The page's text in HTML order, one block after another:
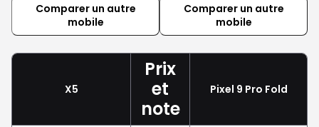
Comparer un autre
mobile
Comparer un autre
mobile
X5
Prix
et
note
Pixel 9 Pro Fold